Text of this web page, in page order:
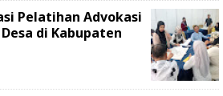
Pelatihan Advokasi
di Kabupaten